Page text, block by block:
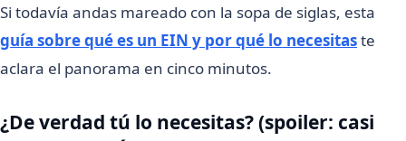
Si todavía andas mareado con la sopa de siglas, esta
guía sobre qué es un EIN y por qué lo necesitaste
aclara el panorama en cinco minutos.
¿De verdad tú lo necesitas? (spoiler: casi